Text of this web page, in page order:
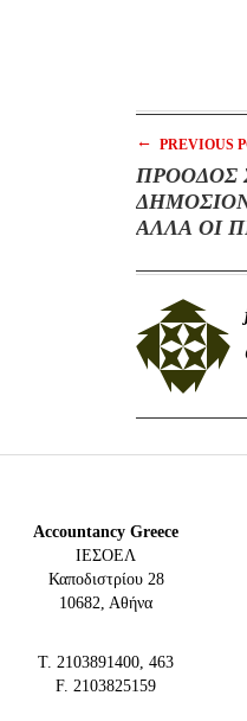
← PREVIOUS
ΠΡΟΟΔΟΣ
ΑΛΛΑ ΟΙ
Accountancy Greece
IEΣΟΕΛ
Καποδιστρίου 28
10682, Αθήνα
Τ. 2103891400, 463
F. 2103825159